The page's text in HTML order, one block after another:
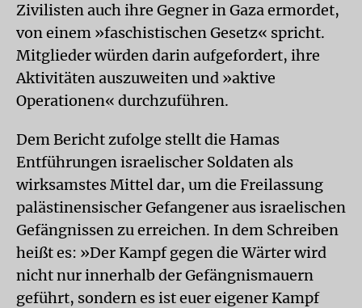
Zivilisten auch ihre Gegner in Gaza ermordet,
von einem »faschistischen Gesetz« spricht.
Mitglieder würden darin aufgefordert, ihre
Aktivitäten auszuweiten und »aktive
Operationen« durchzuführen.
Dem Bericht zufolge stellt die Hamas
Entführungen israelischer Soldaten als
wirksamstes Mittel dar, um die Freilassung
palästinensischer Gefangener aus israelischen
Gefängnissen zu erreichen. In dem Schreiben
heißt es: »Der Kampf gegen die Wärter wird
nicht nur innerhalb der Gefängnismauern
geführt, sondern es ist euer eigener Kampf